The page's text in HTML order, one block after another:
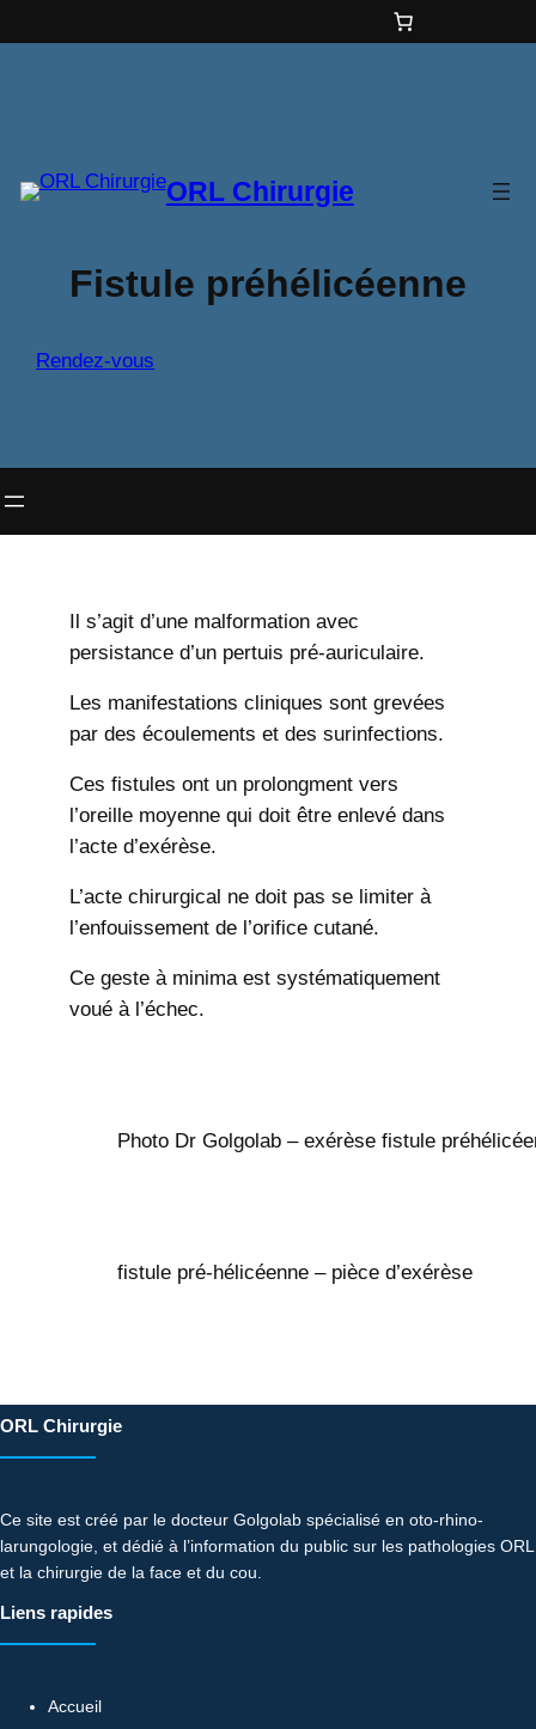
au
ORL Chirurgie
Fistule préhélicéenne
Rendez-vous
Il s’agit d’une malformation avec
persistance d’un pertuis pré-auriculaire.
Les manifestations cliniques sont grevées
par des écoulements et des surinfections.
Ces fistules ont un prolongment vers
l’oreille moyenne qui doit être enlevé dans
l’acte d’exérèse.
L’acte chirurgical ne doit pas se limiter à
l’enfouissement de l’orifice cutané.
Ce geste à minima est systématiquement
voué à l’échec.
Photo Dr Golgolab – exérèse fistule
fistule pré-hélicéenne – pièce d’exérèse
ORL Chirurgie
Ce site est créé par le docteur Golgolab spécialisé en oto-rhino-
larungologie, et dédié à l’information du public sur les pathologies ORL
et la chirurgie de la face et du cou.
Liens rapides
Accueil